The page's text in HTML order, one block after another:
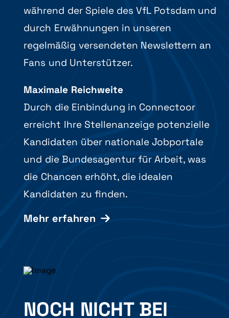
während der Spiele des VfL Potsdam und
durch Erwähnungen in unseren
regelmäßig versendeten Newslettern an
Fans und Unterstützer.
Maximale Reichweite
Durch die Einbindung in Connectoor
erreicht Ihre Stellenanzeige potenzielle
Kandidaten über nationale Jobportale
und die Bundesagentur für Arbeit, was
die Chancen erhöht, die idealen
Kandidaten zu finden.
Mehr erfahren
NOCH NICHT BEI